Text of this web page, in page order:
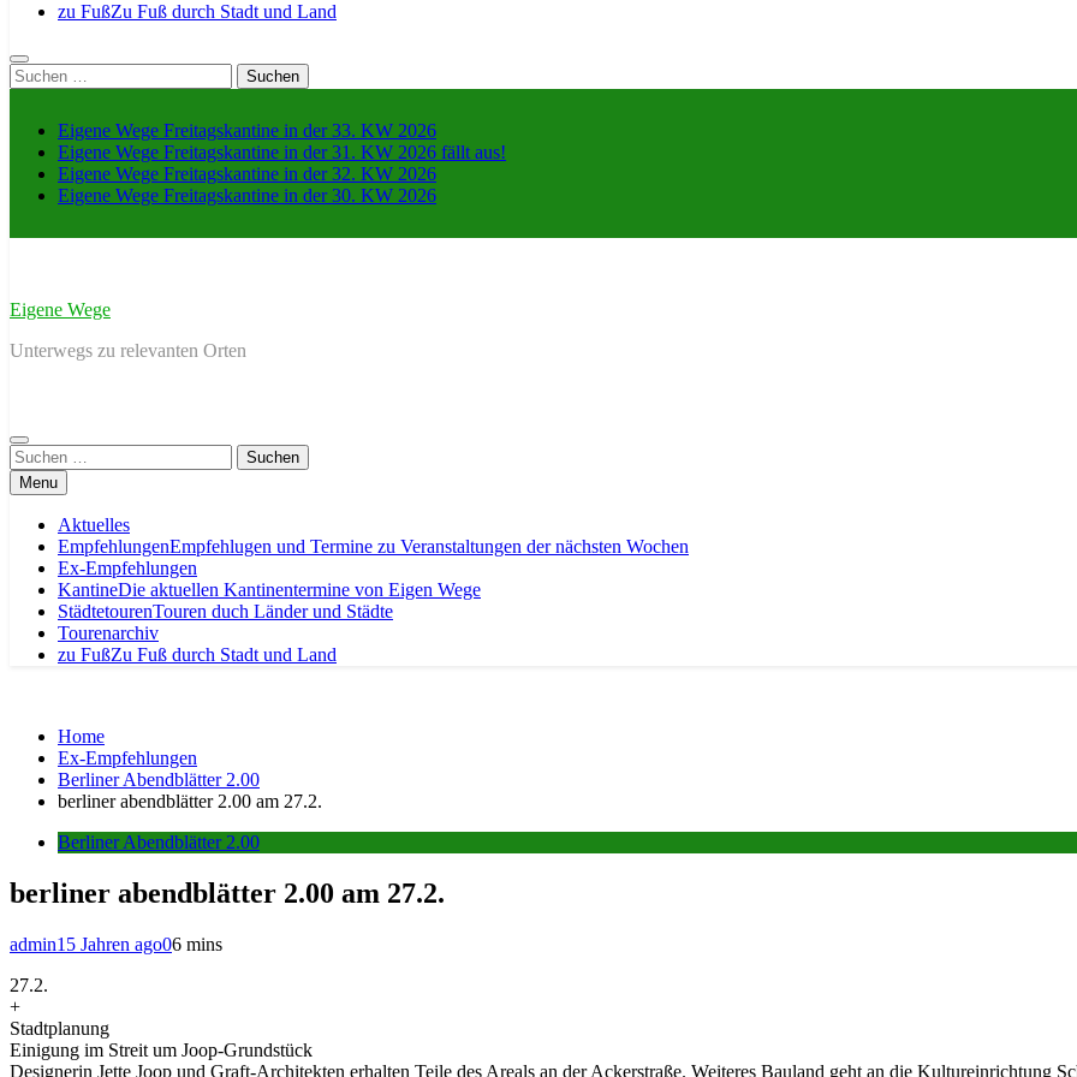
zu FußZu Fuß durch Stadt und Land
Suche
nach:
Eigene Wege Freitagskantine in der 33. KW 2026
Eigene Wege Freitagskantine in der 31. KW 2026 fällt aus!
Eigene Wege Freitagskantine in der 32. KW 2026
Eigene Wege Freitagskantine in der 30. KW 2026
Eigene Wege
Unterwegs zu relevanten Orten
Suche
nach:
Menu
Aktuelles
EmpfehlungenEmpfehlugen und Termine zu Veranstaltungen der nächsten Wochen
Ex-Empfehlungen
KantineDie aktuellen Kantinentermine von Eigen Wege
StädtetourenTouren duch Länder und Städte
Tourenarchiv
zu FußZu Fuß durch Stadt und Land
Home
Ex-Empfehlungen
Berliner Abendblätter 2.00
berliner abendblätter 2.00 am 27.2.
Berliner Abendblätter 2.00
berliner abendblätter 2.00 am 27.2.
admin15 Jahren ago06 mins
27.2.
+
Stadtplanung
Einigung im Streit um Joop-Grundstück
Designerin Jette Joop und Graft-Architekten erhalten Teile des Areals an der Ackerstraße. Weiteres Bauland geht an die Kultureinrichtung